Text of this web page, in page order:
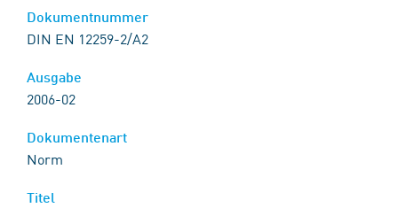
DIN EN 12259-2/A2
2006-02
Norm